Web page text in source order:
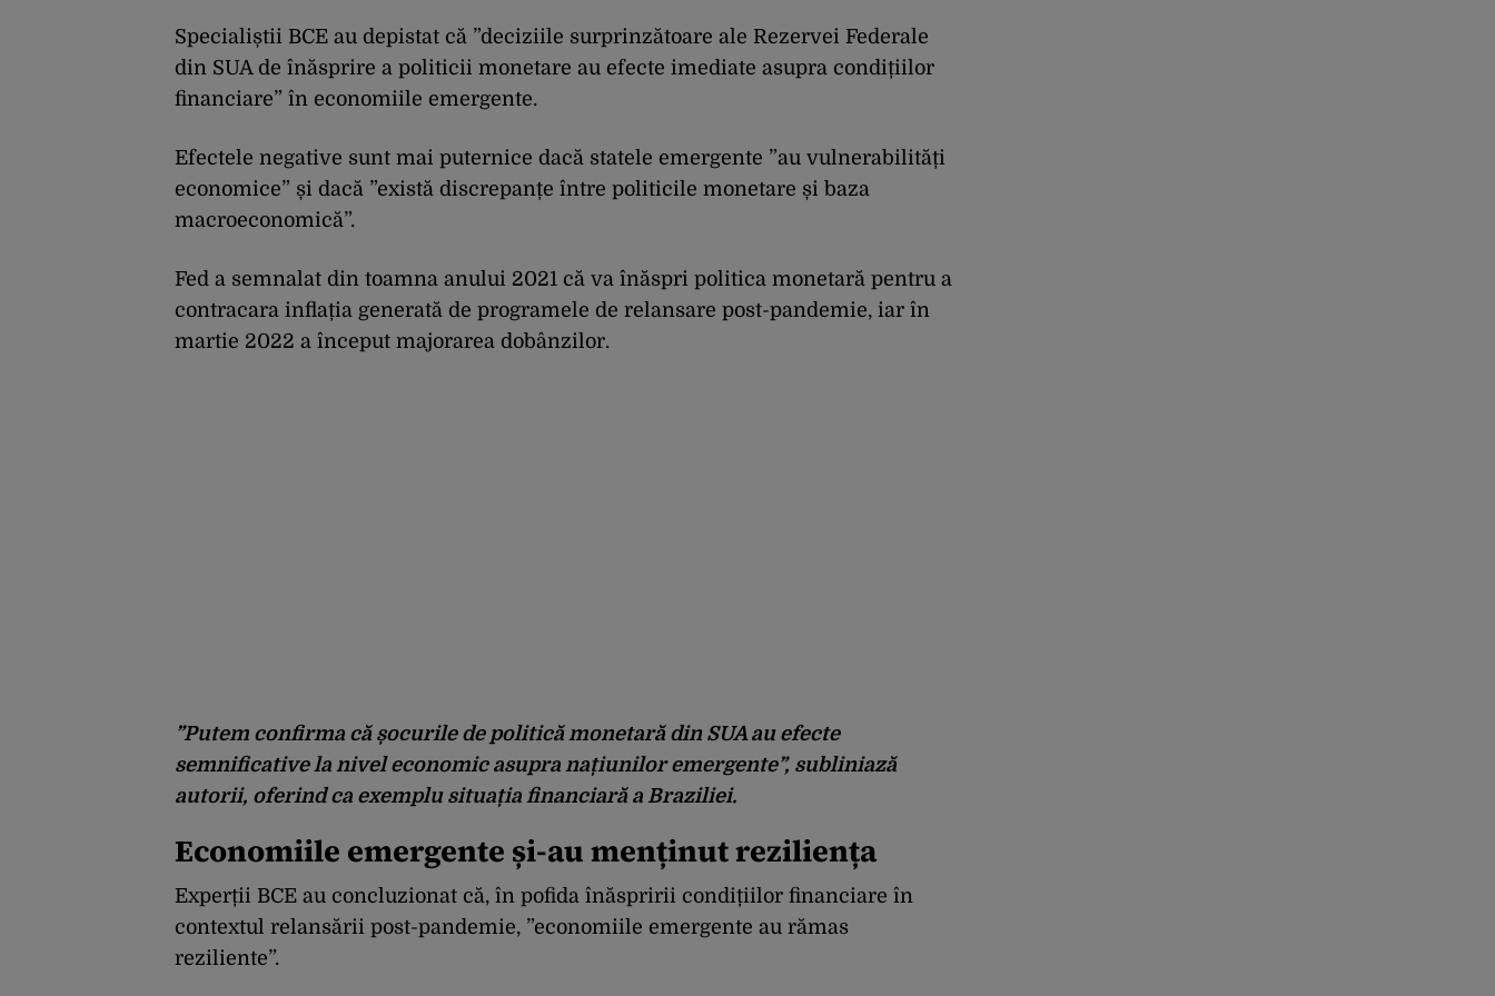
Specialiștii BCE au depistat că ”deciziile surprinzătoare ale Rezervei Federale
din SUA de înăsprire a politicii monetare au efecte imediate asupra condițiilor
financiare” în economiile emergente.
Efectele negative sunt mai puternice dacă statele emergente ”au vulnerabilități
economice” și dacă ”există discrepanțe între politicile monetare și baza
macroeconomică”.
Fed a semnalat din toamna anului 2021 că va înăspri politica monetară pentru a
contracara inflația generată de programele de relansare post-pandemie, iar în
martie 2022 a început majorarea dobânzilor.
”Putem confirma că șocurile de politică monetară din SUA au efecte
semnificative la nivel economic asupra națiunilor emergente”, subliniază
autorii, oferind ca exemplu situația financiară a Braziliei.
Economiile emergente și-au menținut reziliența
Experții BCE au concluzionat că, în pofida înăspririi condițiilor financiare în
contextul relansării post-pandemie, ”economiile emergente au rămas
reziliente”.